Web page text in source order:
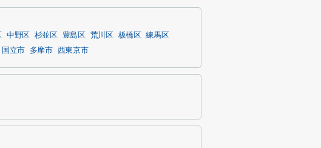
中野区 杉並区 豊島区 荒川区 板橋区
練馬区
国立市 多摩市 西東京市